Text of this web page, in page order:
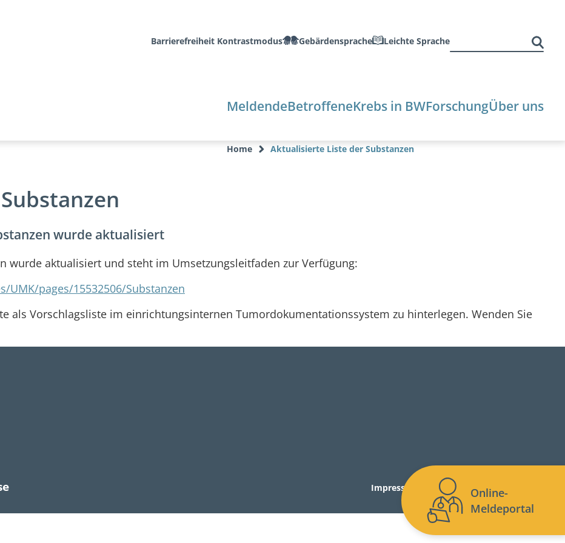
Barrierefreiheit Kontrastmodus Gebärdensprache Leichte SpracheSuchen
nach:
MeldendeBetroffeneKrebs in BWForschungÜber uns
Home Aktualisierte Liste der Substanzen
wurde aktualisiert
wurde aktualisiert und steht im Umsetzungsleitfaden zur Verfügung:
pages/15532506/Substanzen
als Vorschlagsliste im einrichtungsinternen Tumordokumentationssystem zu hinterlegen. Wenden Sie
Online-
Meldeportal
Impressum Datenschutz Seitenverzeichnis